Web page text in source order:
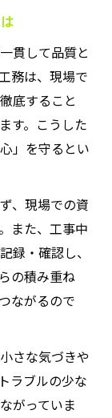
仕組み
質確保策
実践内容
ますか
い使い分け
工務が解説
な違い
すポイント
整理術
へ
ための基準
の方法
頼獲得術
貫して品質と
務は、現場で
底すること
す。こうした
」を守るとい
、現場での資
また、工事中
録・確認し、
の積み重ね
ながるので
さな気づきや
ラブルの少な
がっていま